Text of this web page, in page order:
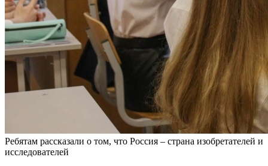
Ребятам рассказали о том, что Россия – страна изобретателей и
исследователей